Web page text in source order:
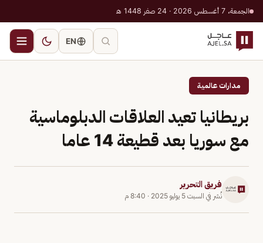
الجمعة، 7 أغسطس 2026 · 24 صفر 1448 هـ
EN
مدارات عالمية
بريطانيا تعيد العلاقات الدبلوماسية
مع سوريا بعد قطيعة 14 عاما
فريق التحرير
نُشر في السبت 5 يوليو 2025 · 8:40 م